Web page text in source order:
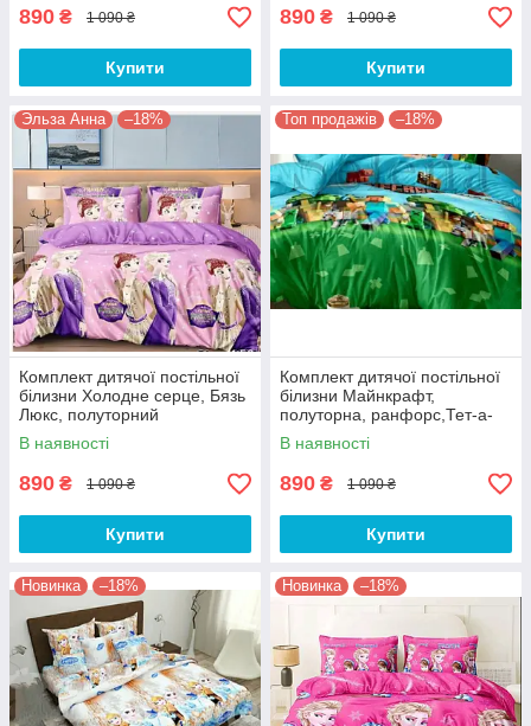
890 ₴ 1 090 ₴
Купити
890 ₴ 1 090 ₴
Купити
Эльза Анна –18%
Комплект дитячої постільної
білизни Холодне серце, Бязь
Люкс, полуторний
В наявності
890 ₴ 1 090 ₴
Купити
Топ продажів –18%
Комплект дитячої постільної
білизни Майнкрафт,
полуторна, ранфорс,Тет-а-
тет
В наявності
890 ₴ 1 090 ₴
Купити
Новинка –18% Новинка –18%